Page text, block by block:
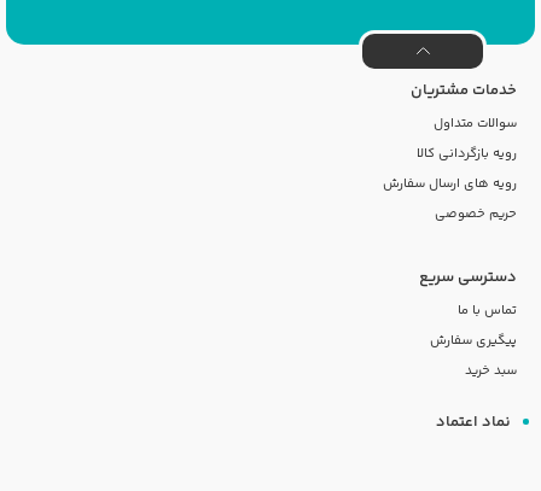
خدمات مشتریان
سوالات متداول
رویه بازگردانی کالا
رویه های ارسال سفارش
حریم خصوصی
دسترسی سریع
تماس با ما
پیگیری سفارش
سبد خرید
نماد اعتماد